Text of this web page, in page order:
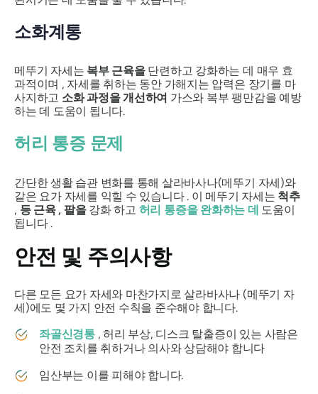
소화계통
메뚜기 자세는 복부 근육을단련하고 강화하는 데 매우 효
과적이며 , 자세를 취하는 동안 가해지는 압력은 장기를 마
사지하고 소화 과정을 개선하여 가스와 복부 팽만감을 예방
하는 데 도움이 됩니다.
허리 통증 문제
간단한 생활 습관 변화를 통해 살라바사나(메뚜기 자세)와
같은 요가 자세를 익힐 수 있습니다 . 이 메뚜기 자세는 척추
, 등 근육 , 팔을강화 하고 허리 통증을 완화하는 데 도움이
됩니다 .
안전 및 주의사항
다른 모든 요가 자세와 마찬가지로살라바사나 (메뚜기 자
세)에도 몇 가지 안전 수칙을 준수해야 합니다.
좌골신경통, 허리 부상, 디스크 탈출증이 있는 사람은
안전 조치를 취하거나 의사와 상담해야 합니다
임산부는 이를 피해야 합니다.